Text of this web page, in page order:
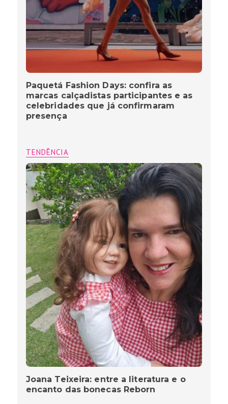
Paquetá Fashion Days: confira as
marcas calçadistas participantes e as
celebridades que já confirmaram
presença
TENDÊNCIA
Joana Teixeira: entre a literatura e o
encanto das bonecas Reborn